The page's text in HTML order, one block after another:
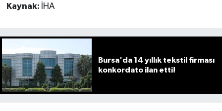
Kaynak: İHA
Bursa'da 14 yıllık tekstil firması
konkordato ilan etti!